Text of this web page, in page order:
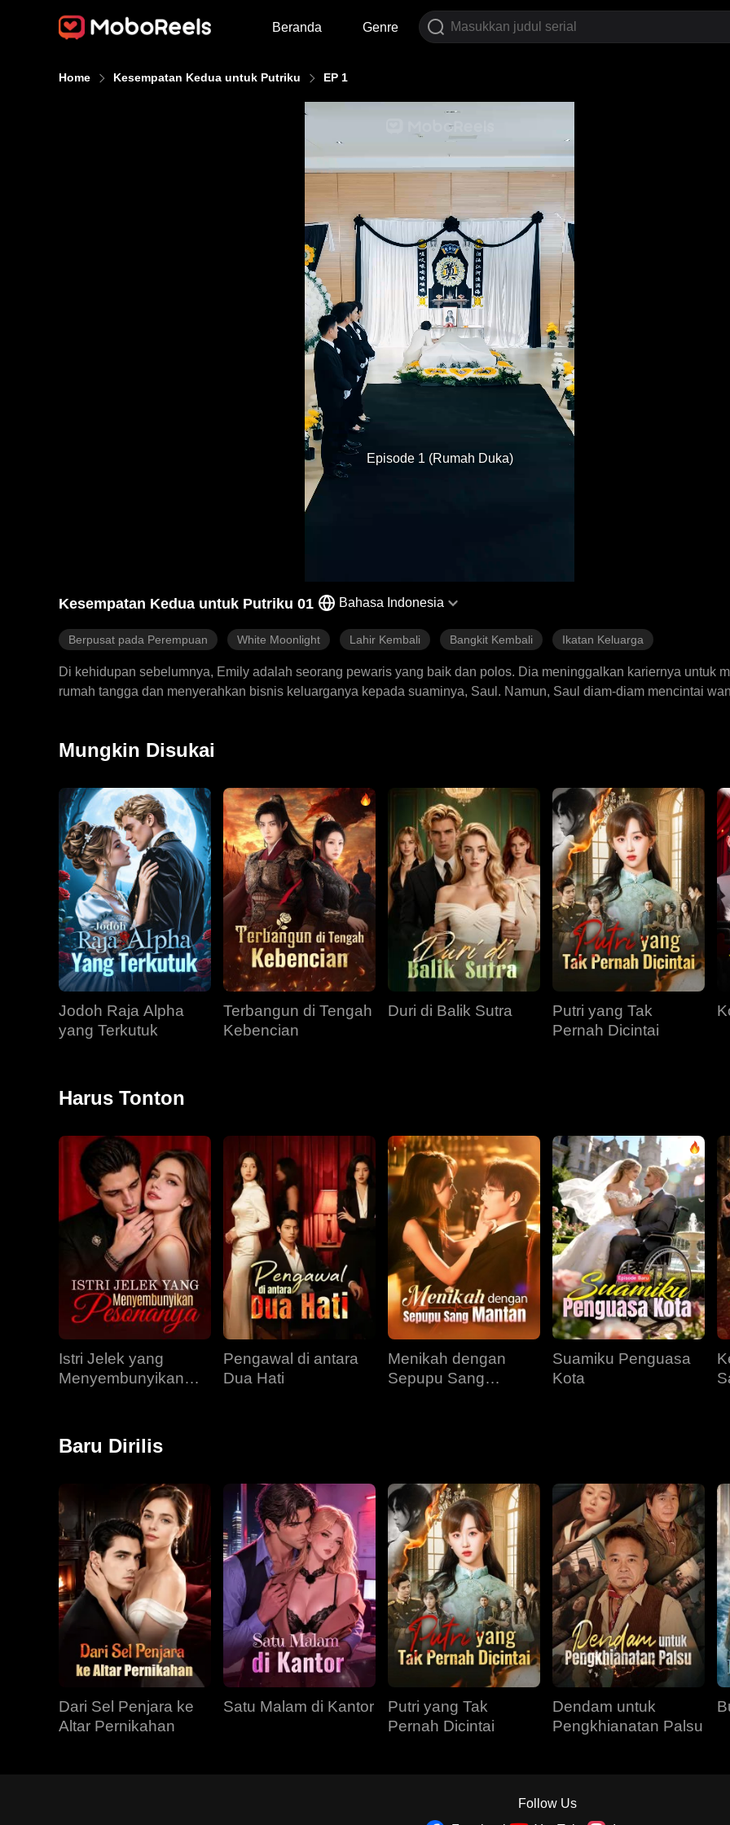
Beranda Genre
Home Kesempatan Kedua untuk Putriku EP 1
Episode 1 (Rumah Duka)
Kesempatan Kedua untuk Putriku 01 Bahasa Indonesia
Berpusat pada Perempuan White Moonlight Lahir Kembali Bangkit Kembali Ikatan Keluarga
Di kehidupan sebelumnya, Emily adalah seorang pewaris yang baik dan polos. Dia meninggalkan kariernya untuk
rumah tangga dan menyerahkan bisnis keluarganya kepada suaminya, Saul. Namun, Saul diam-diam mencintai
kini bertekad mengubah takdir keluarganya. Dendam dan air mata masa lalunya kini menjadi kekuatan untuk
Mungkin Disukai
Jodoh Raja Alpha
yang Terkutuk
Terbangun di Tengah
Kebencian
Duri di Balik Sutra
Putri yang Tak
Pernah Dicintai
Harus Tonton
Istri Jelek yang
Menyembunyikan
Pengawal di antara
Dua Hati
Menikah dengan
Sepupu Sang
Suamiku Penguasa
Kota
Baru Dirilis
Dari Sel Penjara ke
Altar Pernikahan
Satu Malam di Kantor
Putri yang Tak
Pernah Dicintai
Dendam untuk
Pengkhianatan Palsu
Follow Us